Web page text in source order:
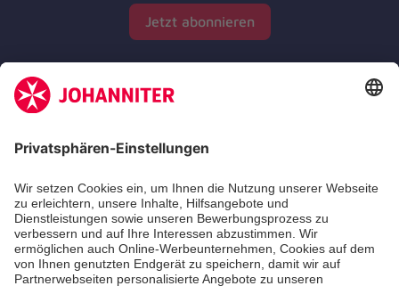
Jetzt abonnieren
Zertifizierung der Johanniter-Unfall-Hilfe e.V.
Die Johanniter GmbH führt das Spendenzertifikat
des Deutschen Spendenrats e.V.